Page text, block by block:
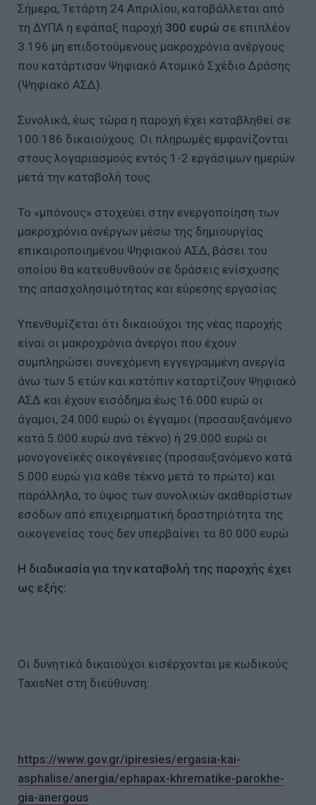
Σήμερα, Τετάρτη 24 Απριλίου, καταβάλλεται από
τη ΔΥΠΑ η εφάπαξ παροχή 300 ευρώ σε επιπλέον
3.196 μη επιδοτούμενους μακροχρόνια ανέργους
που κατάρτισαν Ψηφιακό Ατομικό Σχέδιο Δράσης
(Ψηφιακό ΑΣΔ).
Συνολικά, έως τώρα η παροχή έχει καταβληθεί σε
100.186 δικαιούχους. Οι πληρωμές εμφανίζονται
στους λογαριασμούς εντός 1-2 εργάσιμων ημερών
μετά την καταβολή τους.
Το «μπόνους» στοχεύει στην ενεργοποίηση των
μακροχρόνια ανέργων μέσω της δημιουργίας
επικαιροποιημένου Ψηφιακού ΑΣΔ, βάσει του
οποίου θα κατευθυνθούν σε δράσεις ενίσχυσης
της απασχολησιμότητας και εύρεσης εργασίας.
Υπενθυμίζεται ότι δικαιούχοι της νέας παροχής
είναι οι μακροχρόνια άνεργοι που έχουν
συμπληρώσει συνεχόμενη εγγεγραμμένη ανεργία
άνω των 5 ετών και κατόπιν καταρτίζουν Ψηφιακό
ΑΣΔ και έχουν εισόδημα έως 16.000 ευρώ οι
άγαμοι, 24.000 ευρώ οι έγγαμοι (προσαυξανόμενο
κατά 5.000 ευρώ ανά τέκνο) ή 29.000 ευρώ οι
μονογονεϊκές οικογένειες (προσαυξανόμενο κατά
5.000 ευρώ για κάθε τέκνο μετά το πρώτο) και
παράλληλα, το ύψος των συνολικών ακαθαρίστων
εσόδων από επιχειρηματική δραστηριότητα της
οικογενείας τους δεν υπερβαίνει τα 80.000 ευρώ.
Η διαδικασία για την καταβολή της παροχής έχει
ως εξής:
Οι δυνητικά δικαιούχοι εισέρχονται με κωδικούς
TaxisNet στη διεύθυνση:
https://www.gov.gr/ipiresies/ergasia-kai-
asphalise/anergia/ephapax-khrematike-parokhe-
gia-anergous